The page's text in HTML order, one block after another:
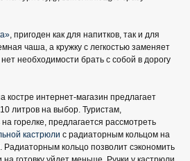
, пригоден как для напитков, так и для
чаша, а кружку с легкостью заменяет
необходимости брать с собой в дорогу
костре интернет-магазин предлагает
литров на выбор. Туристам,
горелке, предлагается рассмотреть
кастрюли с радиаторным кольцом на
кольцо позволит сэкономить